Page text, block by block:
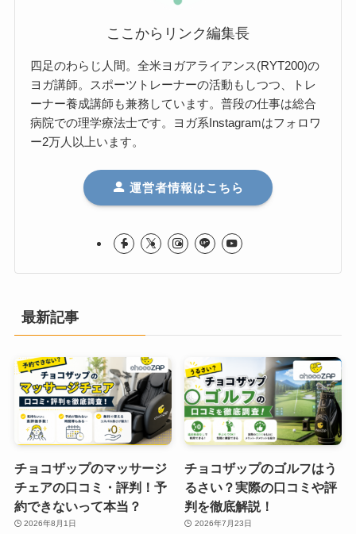
ここからリンク編集長
四足のわらじ人間。全米ヨガアライアンス(RYT200)の
ヨガ講師。スポーツトレーナーの活動もしつつ、トレ
ーナー養成講師も兼務しています。普段の仕事は総合
病院での理学療法士です。ヨガ系Instagramはフォロワ
ー2万人以上います。
運営者情報はこちら
最新記事
チョコザップのマッサージ
チェアの口コミ・評判！予
約できないって本当？
2026年8月1日
チョコザップのゴルフはう
るさい？実際の口コミや評
判を徹底解説！
2026年7月23日